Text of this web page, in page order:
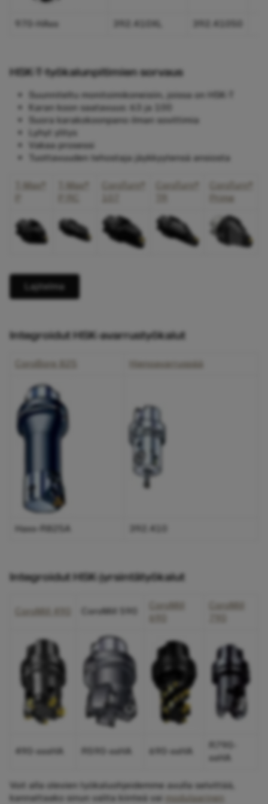
970-HAxx
HSK-T-työkalunpitimien sorvaus
Suunniteltu monitoimikoneisiin, joissa on HSK-T
Karan koon saatavuus: 63 ja 100
Suora karakokoonpano ilman sovittimia
Lyhyt ylitys
Vakaa prosessi
Tuottavuuden tehostaja jäykkyytensä ansiosta
T-Max®
T-Max®
CoroTurn®
CoroTurn®
CoroTurn®
Prime
Lajitelma
Integroidut HSK-avarrustyökalut
CoroBore 825 Hienoavarruspää
Haxx-R825A
Integroidut HSK-jyrsintätyökalut
CoroMill 490 CoroMill 590
CoroMill
CoroMill
490-xxxHA R590-xxHA 690-xxHA
xxHA
Voit alla olevien työkaluohjeidemme avulla selvittää,
kannattaako sinun valita kiinteä vai
modulaarinen